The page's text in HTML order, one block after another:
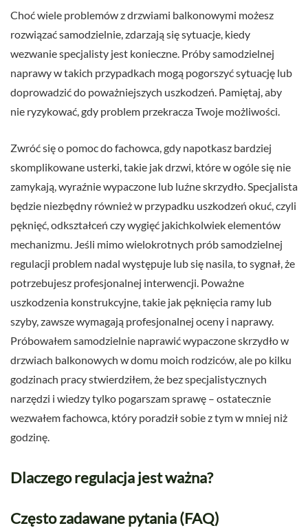
Choć wiele problemów z drzwiami balkonowymi możesz
rozwiązać samodzielnie, zdarzają się sytuacje, kiedy
wezwanie specjalisty jest konieczne. Próby samodzielnej
naprawy w takich przypadkach mogą pogorszyć sytuację lub
doprowadzić do poważniejszych uszkodzeń. Pamiętaj, aby
nie ryzykować, gdy problem przekracza Twoje możliwości.
Zwróć się o pomoc do fachowca, gdy napotkasz bardziej
skomplikowane usterki, takie jak drzwi, które w ogóle się nie
zamykają, wyraźnie wypaczone lub luźne skrzydło. Specjalista
będzie niezbędny również w przypadku uszkodzeń okuć, czyli
pęknięć, odkształceń czy wygięć jakichkolwiek elementów
mechanizmu. Jeśli mimo wielokrotnych prób samodzielnej
regulacji problem nadal występuje lub się nasila, to sygnał, że
potrzebujesz profesjonalnej interwencji. Poważne
uszkodzenia konstrukcyjne, takie jak pęknięcia ramy lub
szyby, zawsze wymagają profesjonalnej oceny i naprawy.
Próbowałem samodzielnie naprawić wypaczone skrzydło w
drzwiach balkonowych w domu moich rodziców, ale po kilku
godzinach pracy stwierdziłem, że bez specjalistycznych
narzędzi i wiedzy tylko pogarszam sprawę – ostatecznie
wezwałem fachowca, który poradził sobie z tym w mniej niż
godzinę.
Dlaczego regulacja jest ważna?
Często zadawane pytania (FAQ)